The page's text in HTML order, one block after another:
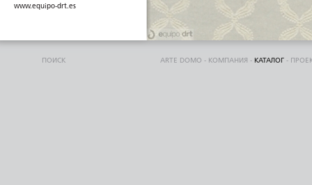
www.equipo-drt.es
ПОИСК ARTE DOMO - КОМПАНИЯ - КАТАЛОГ -